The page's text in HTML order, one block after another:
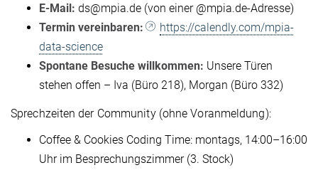
E-Mail: ds@mpia.de (von einer @mpia.de-Adresse)
Termin vereinbaren:
https://calendly.com/mpia-
data-science
Spontane Besuche willkommen: Unsere Türen
stehen offen – Iva (Büro 218), Morgan (Büro 332)
Sprechzeiten der Community (ohne Voranmeldung):
Coffee & Cookies Coding Time: montags, 14:00–16:00
Uhr im Besprechungszimmer (3. Stock)